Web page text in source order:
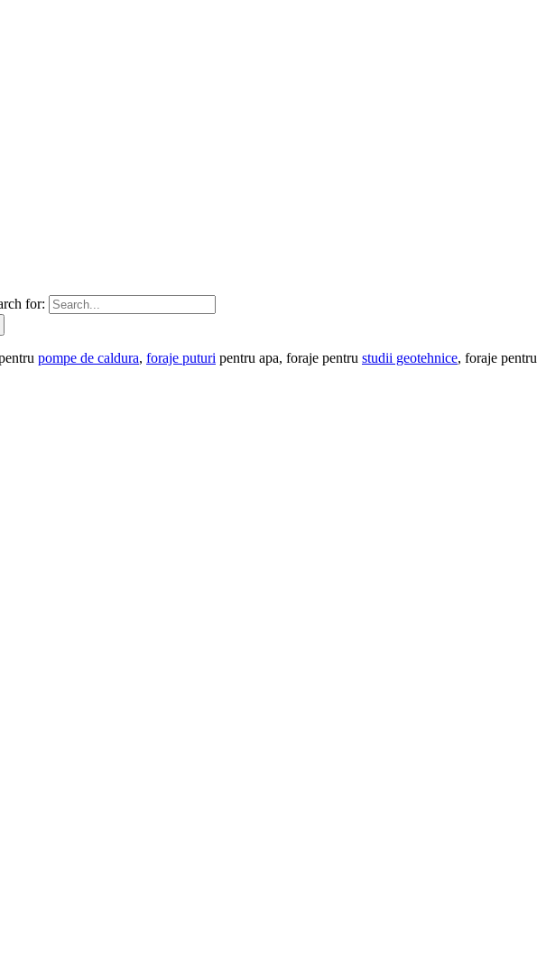
for:
pompe de caldura, foraje puturi pentru apa, foraje pentru studii geotehnice, foraje pentru